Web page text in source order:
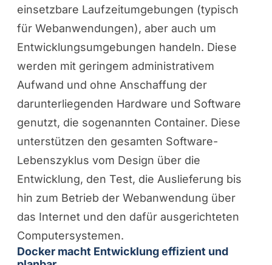
einsetzbare Laufzeitumgebungen (typisch
für Webanwendungen), aber auch um
Entwicklungsumgebungen handeln. Diese
werden mit geringem administrativem
Aufwand und ohne Anschaffung der
darunterliegenden Hardware und Software
genutzt, die sogenannten Container. Diese
unterstützen den gesamten Software-
Lebenszyklus vom Design über die
Entwicklung, den Test, die Auslieferung bis
hin zum Betrieb der Webanwendung über
das Internet und den dafür ausgerichteten
Computersystemen.
Docker macht Entwicklung effizient und